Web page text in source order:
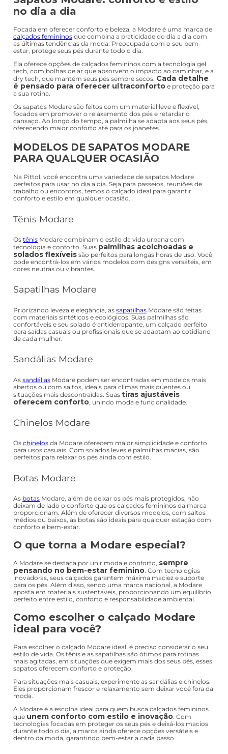
no dia a dia
Focada em oferecer conforto e beleza, a Modare é uma marca de
calçados femininos que combina a praticidade do dia a dia com
as últimas tendências da moda. Preocupada com o seu bem-
estar, protege seus pés durante todo o dia.
Ela oferece opções de calçados femininos com a tecnologia gel
tech, com bolhas de ar que absorvem o impacto ao caminhar, e a
dry tech, que mantém seus pés sempre secos. Cada detalhe
é pensado para oferecer ultraconforto e proteção para
a sua rotina.
Os sapatos Modare são feitos com um material leve e flexível,
focados em promover o relaxamento dos pés e retardar o
cansaço. Ao longo do tempo, a palmilha se adapta aos seus pés,
oferecendo maior conforto até para os joanetes.
MODELOS DE SAPATOS MODARE
PARA QUALQUER OCASIÃO
Na Pittol, você encontra uma variedade de sapatos Modare
perfeitos para usar no dia a dia. Seja para passeios, reuniões de
trabalho ou encontros, temos o calçado ideal para garantir
conforto e estilo em qualquer ocasião.
Tênis Modare
Os tênis Modare combinam o estilo da vida urbana com
tecnologia e conforto. Suas palmilhas acolchoadas e
solados flexíveis são perfeitos para longas horas de uso. Você
pode encontrá-los em vários modelos com designs versáteis, em
cores neutras ou vibrantes.
Sapatilhas Modare
Priorizando leveza e elegância, as sapatilhas Modare são feitas
com materiais sintéticos e ecológicos. Suas palmilhas são
confortáveis e seu solado é antiderrapante, um calçado perfeito
para saídas casuais ou profissionais que se adaptam ao cotidiano
de cada mulher.
Sandálias Modare
As sandálias Modare podem ser encontradas em modelos mais
abertos ou com saltos, ideais para climas mais quentes ou
situações mais descontraídas. Suas tiras ajustáveis
oferecem conforto, unindo moda e funcionalidade.
Chinelos Modare
Os chinelos da Modare oferecem maior simplicidade e conforto
para usos casuais. Com solados leves e palmilhas macias, são
perfeitos para relaxar os pés ainda com estilo.
Botas Modare
As botas Modare, além de deixar os pés mais protegidos, não
deixam de lado o conforto que os calçados femininos da marca
proporcionam. Além de oferecer diversos modelos, com saltos
médios ou baixos, as botas são ideais para qualquer estação com
conforto e bem-estar.
O que torna a Modare especial?
A Modare se destaca por unir moda e conforto, sempre
pensando no bem-estar feminino. Com tecnologias
inovadoras, seus calçados garantem máxima maciez e suporte
para os pés. Além disso, sendo uma marca nacional, a Modare
aposta em materiais sustentáveis, proporcionando um equilíbrio
perfeito entre estilo, conforto e responsabilidade ambiental.
Como escolher o calçado Modare
ideal para você?
Para escolher o calçado Modare ideal, é preciso considerar o seu
estilo de vida. Os tênis e as sapatilhas são ótimos para rotinas
mais agitadas, em situações que exigem mais dos seus pés, esses
sapatos oferecem conforto e proteção.
Para situações mais casuais, experimente as sandálias e chinelos.
Eles proporcionam frescor e relaxamento sem deixar você fora da
moda.
A Modare é a escolha ideal para quem busca calçados femininos
que unem conforto com estilo e inovação. Com
tecnologias focadas em proteger os seus pés e deixá-los macios
durante todo o dia, a marca ainda oferece opções versáteis e
dentro da moda, garantindo bem-estar a cada passo.